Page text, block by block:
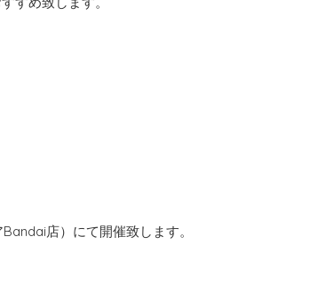
店）にて開催致します。